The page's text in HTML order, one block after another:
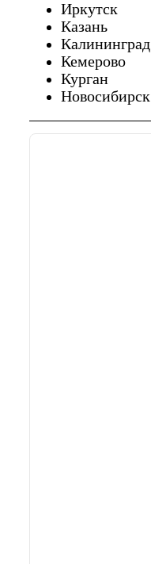
Иркутск
Казань
Калининград
Кемерово
Курган
Новосибирск